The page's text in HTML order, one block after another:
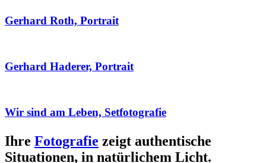
Gerhard Roth, Portrait
Gerhard Haderer, Portrait
Wir sind am Leben, Setfotografie
Ihre Fotografie zeigt authentische
Situationen, in natürlichem Licht.